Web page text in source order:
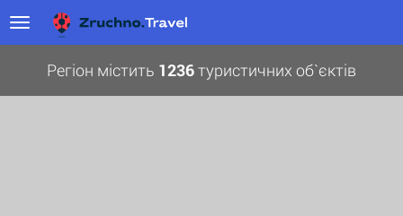
Регіон містить 1236туристичних об`єктів